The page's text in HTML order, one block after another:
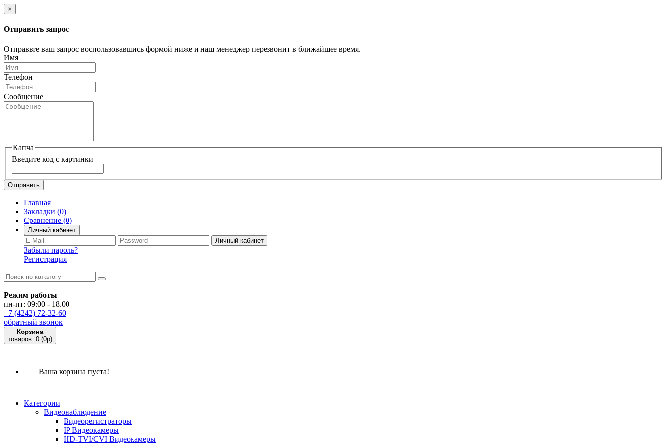
×
Отправить запрос
Отправьте ваш запрос воспользовавшись формой ниже и наш менеджер перезвонит в ближайшее время.
Имя
Телефон
Сообщение
Капча
Введите код с картинки
Отправить
Главная
Закладки (0)
Сравнение (0)
Личный кабинет
Забыли пароль?
Регистрация
Режим работы
пн-пт: 09:00 - 18.00
+7 (4242) 72-32-60
обратный звонок
Корзина
товаров: 0 (0p)
Ваша корзина пуста!
Категории
Видеонаблюдение
Видеорегистраторы
IP Видеокамеры
HD-TVI/CVI Видеокамеры